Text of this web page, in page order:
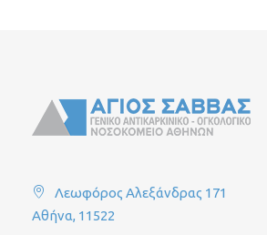
Λεωφόρος Αλεξάνδρας 171
Αθήνα, 11522